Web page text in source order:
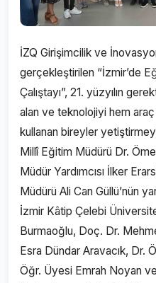
İZQ Girişimcilik ve
gerçekleştirilen “İzmir’de
Çalıştayı”, 21. yüzyılın
alan ve teknolojiyi hem
kullanan bireyler
Millî Eğitim Müdürü Dr.
Müdür Yardımcısı İlker
Müdürü Ali Can Güllü’nün
İzmir Kâtip Çelebi
Burmaoğlu, Doç. Dr.
Esra Dündar Aravacık, Dr.
Öğr. Üyesi Emrah Noyan